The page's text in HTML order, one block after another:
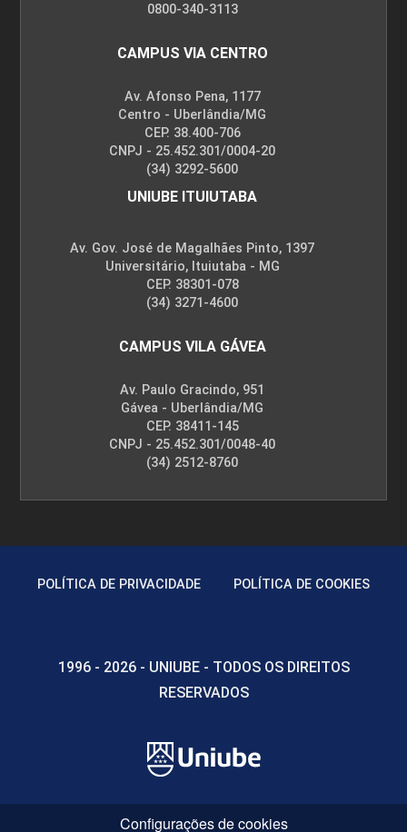
0800-340-3113
CAMPUS VIA CENTRO
Av. Afonso Pena, 1177
Centro - Uberlândia/MG
CEP. 38.400-706
CNPJ - 25.452.301/0004-20
(34) 3292-5600
UNIUBE ITUIUTABA
Av. Gov. José de Magalhães Pinto, 1397
Universitário, Ituiutaba - MG
CEP. 38301-078
(34) 3271-4600
CAMPUS VILA GÁVEA
Av. Paulo Gracindo, 951
Gávea - Uberlândia/MG
CEP. 38411-145
CNPJ - 25.452.301/0048-40
(34) 2512-8760
POLÍTICA DE PRIVACIDADE POLÍTICA DE COOKIES
1996 - 2026 - UNIUBE - TODOS OS DIREITOS
RESERVADOS
Configurações de cookies